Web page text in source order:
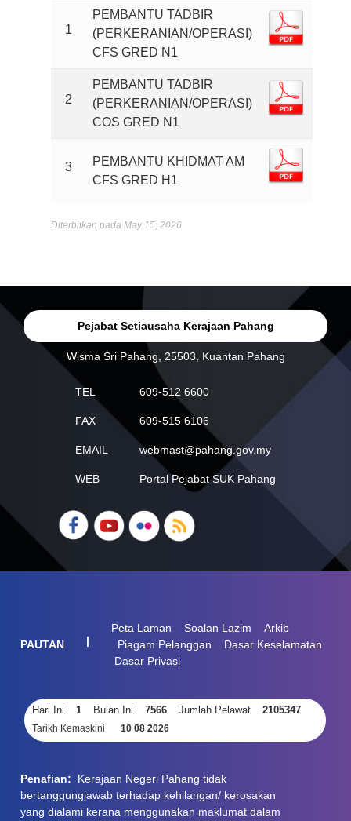
1
PEMBANTU TADBIR
(PERKERANIAN/OPERASI)
CFS GRED N1
2
PEMBANTU TADBIR
(PERKERANIAN/OPERASI)
COS GRED N1
3
PEMBANTU KHIDMAT AM
CFS GRED H1
Diterbitkan pada May 15, 2026
Pejabat Setiausaha Kerajaan Pahang
Wisma Sri Pahang, 25503, Kuantan Pahang
TEL 609-512 6600
FAX 609-515 6106
EMAIL webmast@pahang.gov.my
WEB Portal Pejabat SUK Pahang
PAUTAN |
Peta Laman Soalan Lazim
Arkib
Piagam Pelanggan
Dasar Keselamatan
Dasar Privasi
Hari Ini 1 Bulan Ini 7566 Jumlah Pelawat 2105347
Tarikh Kemaskini 10 08 2026
Penafian: Kerajaan Negeri Pahang tidak
bertanggungjawab terhadap kehilangan/ kerosakan
yang dialami kerana menggunakan maklumat dalam